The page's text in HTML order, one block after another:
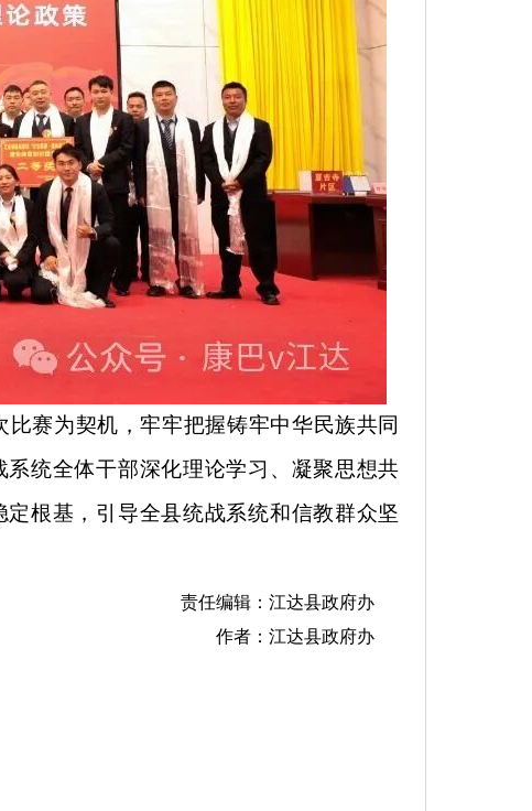
比赛为契机，牢牢把握铸牢中华民族共同
系统全体干部深化理论学习、凝聚思想共
根基，引导全县统战系统和信教群众坚
责任编辑：江达县政府办
作者：江达县政府办